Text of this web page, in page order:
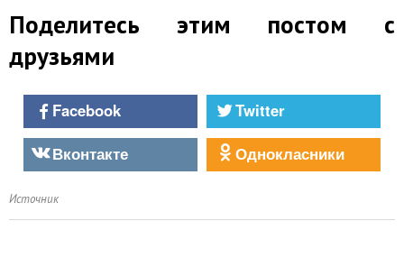
Поделитесь этим постом с
друзьями
Facebook
Twitter
Вконтакте
Однокласники
Источник